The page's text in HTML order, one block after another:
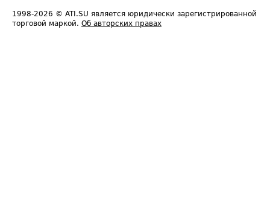
1998-2026 © ATI.SU является юридически зарегистрированной
торговой маркой. Об авторских правах